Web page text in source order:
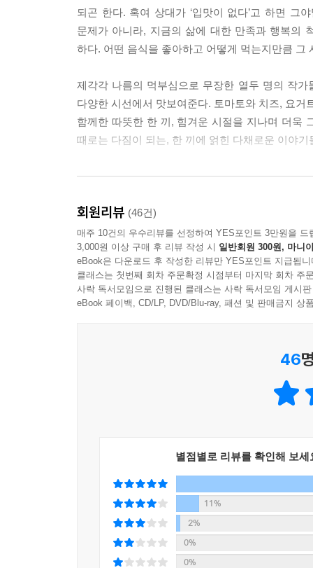
되곤 한다. 혹여 상대가 ‘입맛이 없다’고 하면 그
문제가 아니라, 지금의 삶에 대한 만족과 행복의
하다. 어떤 음식을 좋아하고 어떻게 먹는지만큼
제각각 나름의 먹부심으로 무장한 열두 명의 작가
다양한 시선에서 맛보여준다. 토마토와 치즈, 요
함께한 따뜻한 한 끼, 힘겨운 시절을 지나며 더
때로는 다짐이 되는, 한 끼에 얽힌 다채로운 이야
배달의민족 뉴스레터 〈주간 배짱이〉가 전한 다
우리가 좋아하는 작가들은 한 끼에 대해 어떤 이
푸드에세이 ‘요즘 사는 맛’은 다양한 분야의 여러
공유해준 여러 작가들 가운데 특별히 김겨울, 김
이야기를 책으로 엮었다.
추억, 박서련 작가의 철원 오대미와 박정민 작가
엿보는 방구석 세계여행의 설렘……. 이 외에도
일상이면서 가장 특별한 식탁 위 이야기를 만나
나를 챙기는 따뜻함으로 자리하길 빕니다. 결국
_ 〈들어가는 글〉 중에서
회원리뷰 (46건)
매주 10건의 우수리뷰를 선정하여 YES포인트 3만원을 드
3,000원 이상 구매 후 리뷰 작성 시 일반회원 300원, 마니
eBook은 다운로드 후 작성한 리뷰만 YES포인트 지급됩니
클래스는 첫번째 회차 주문확정 시점부터 마지막 회차 주
사락 독서모임으로 진행된 클래스는 사락 독서모임 게시
eBook 페이백, CD/LP, DVD/Blu-ray, 패션 및 판매금지 상
46
별점별로 리뷰를 확인해 보세
11%
2%
0%
0%